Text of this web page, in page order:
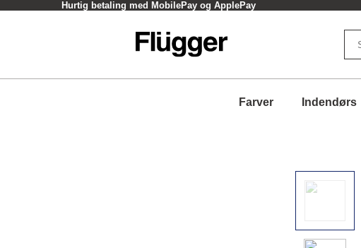
Hurtig betaling med MobilePay og ApplePay
Farver Indendørs